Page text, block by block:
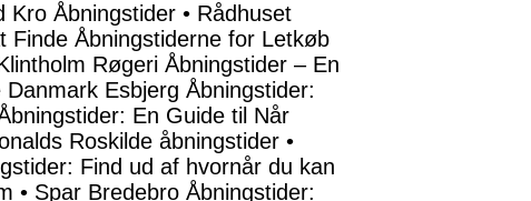
Kro Åbningstider • Rådhuset
Finde Åbningstiderne for Letkøb
Røgeri Åbningstider – En
Danmark Esbjerg Åbningstider:
En Guide til Når
Roskilde åbningstider •
Find ud af hvornår du kan
• Spar Bredebro Åbningstider: